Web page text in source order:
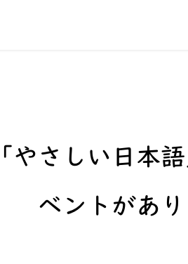
「やさしい日本語
ベントがあ